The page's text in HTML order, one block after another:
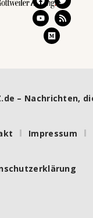
– Nachrichten,
Impressum